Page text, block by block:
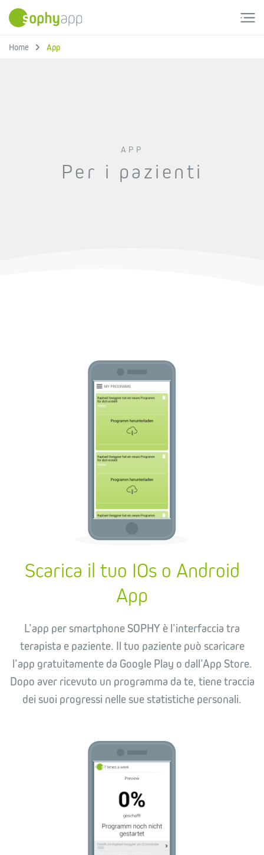
Skip
Home App
APP
Per i pazienti
Scarica il tuo IOs o Android
App
L’app per smartphone SOPHY è l’interfaccia tra
terapista e paziente. Il tuo paziente può scaricare
l’app gratuitamente da Google Play o dall’App Store.
Dopo aver ricevuto un programma da te, tiene traccia
dei suoi progressi nelle sue statistiche personali.